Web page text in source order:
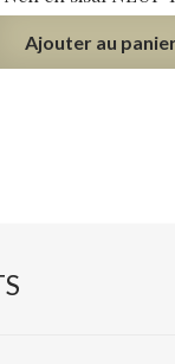
Ajouter au